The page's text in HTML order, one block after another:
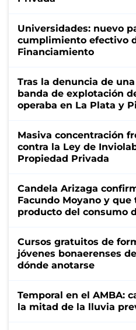
Universidades: nuevo
cumplimiento efectivo
Financiamiento
Tras la denuncia de
banda de explotación
operaba en La Plata y
Masiva concentración
contra la Ley de
Propiedad Privada
Candela Arizaga
Facundo Moyano y
producto del consumo
Cursos gratuitos de
jóvenes bonaerenses
dónde anotarse
Temporal en el AMBA:
la mitad de la lluvia